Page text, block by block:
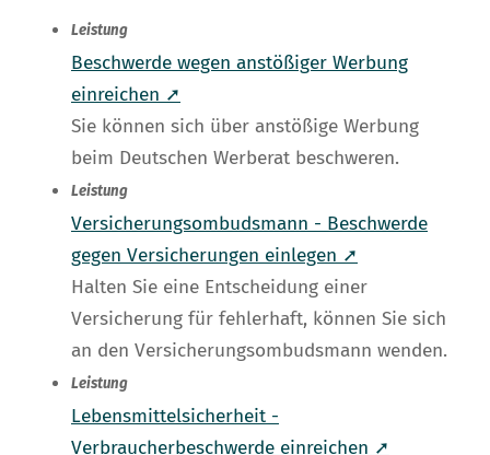
Leistung
Beschwerde wegen anstößiger Werbung
einreichen ➚
Sie können sich über anstößige Werbung
beim Deutschen Werberat beschweren.
Leistung
Versicherungsombudsmann - Beschwerde
gegen Versicherungen einlegen ➚
Halten Sie eine Entscheidung einer
Versicherung für fehlerhaft, können Sie sich
an den Versicherungsombudsmann wenden.
Leistung
Lebensmittelsicherheit -
Verbraucherbeschwerde einreichen ➚